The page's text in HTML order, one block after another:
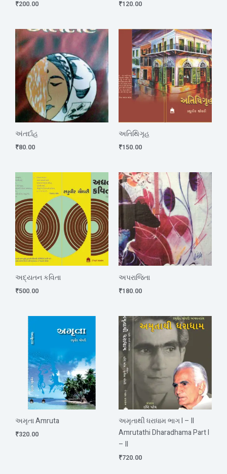
₹200.00 ₹120.00
અંતર્દાહ
₹80.00
અતિથિગૃહ
₹150.00
અદ્યતન કવિતા
₹500.00
અપરાજિતા
₹180.00
અમૃતા Amruta
₹320.00
અમૃતાથી ધરાધામ ભાગ I – II
Amrutathi Dharadhama Part I
– II
₹720.00